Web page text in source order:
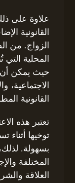
علاوة على
القانونية
الزواج. من
المحلية
حيث يمكن أن
الاجتماعية،
القانونية
تعتبر هذه
توخيها أثناء
بسهولة.
المختلفة
العلاقة